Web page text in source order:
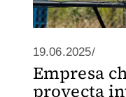
19.06.2025/
Empresa
proyecta